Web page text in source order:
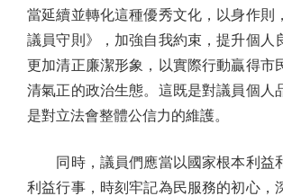
當延續並轉化這種優秀文化，以身作則
議員守則》，加強自我約束，提升個人
更加清正廉潔形象，以實際行動贏得市
清氣正的政治生態。這既是對議員個人
是對立法會整體公信力的維護。
同時，議員們應當以國家根本利益
利益行事，時刻牢記為民服務的初心，